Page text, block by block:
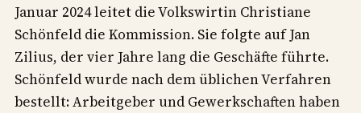
Januar 2024 leitet die Volkswirtin Christiane
Schönfeld die Kommission. Sie folgte auf Jan
Zilius, der vier Jahre lang die Geschäfte führte.
Schönfeld wurde nach dem üblichen Verfahren
bestellt: Arbeitgeber und Gewerkschaften haben